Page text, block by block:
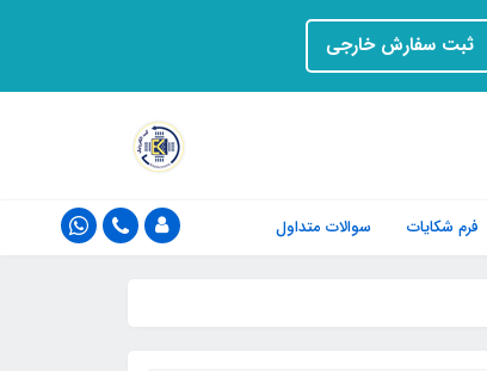
ثبت سفارش خارجی
فرم‌ شکایات سوالات متداول